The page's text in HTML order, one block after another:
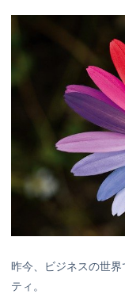
昨今、ビジネスの世
ティ。